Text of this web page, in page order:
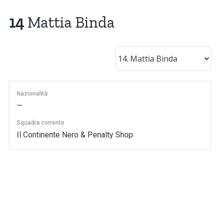
14Mattia Binda
Nazionalità
—
Squadra corrente
Il Continente Nero & Penalty Shop